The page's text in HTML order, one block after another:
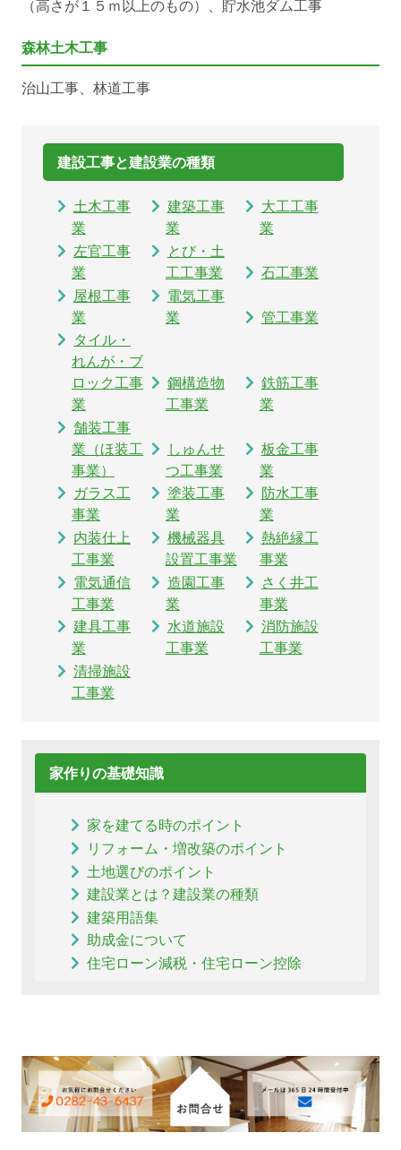
（高さが１５ｍ以上のもの）、貯水池ダム工事
森林土木工事
治山工事、林道工事
建設工事と建設業の種類
土木工事
業
建築工事
業
大工工事
業
左官工事
業
とび・土
工工事業
石工事業
屋根工事
業
電気工事
業
管工事業
タイル・
れんが・ブ
ロック工事
業
鋼構造物
工事業
鉄筋工事
業
舗装工事
業（ほ装工
事業）
しゅんせ
つ工事業
板金工事
業
ガラス工
事業
塗装工事
業
防水工事
業
内装仕上
工事業
機械器具
設置工事業
熱絶縁工
事業
電気通信
工事業
造園工事
業
さく井工
事業
建具工事
業
水道施設
工事業
消防施設
工事業
清掃施設
工事業
家作りの基礎知識
家を建てる時のポイント
リフォーム・増改築のポイント
土地選びのポイント
建設業とは？建設業の種類
建築用語集
助成金について
住宅ローン減税・住宅ローン控除